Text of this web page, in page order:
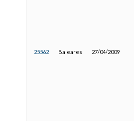
25562 Baleares 27/04/2009